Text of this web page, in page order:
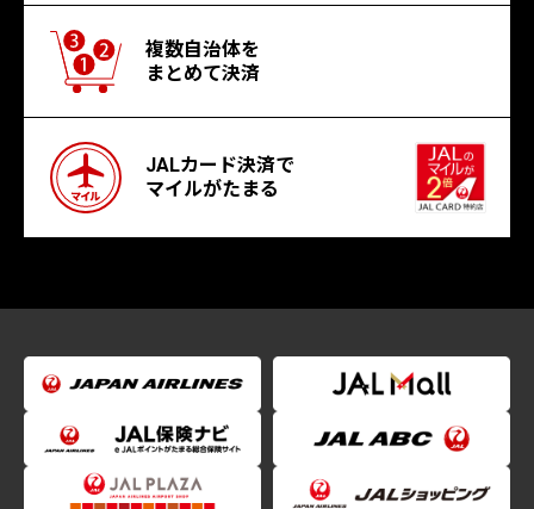
複数自治体を
まとめて決済
JALカード決済で
マイルがたまる